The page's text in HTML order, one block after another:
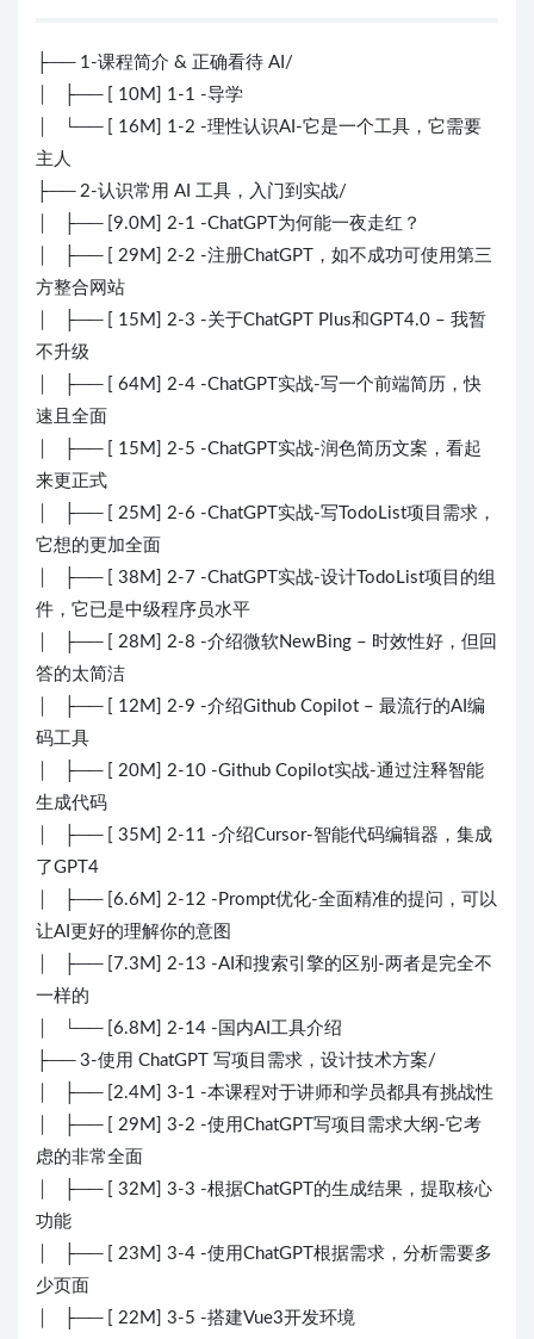
├── 1-课程简介 & 正确看待 AI/
│ ├── [ 10M] 1-1 -导学
│ └── [ 16M] 1-2 -理性认识AI-它是一个工具，它需要
主人
├── 2-认识常用 AI 工具，入门到实战/
│ ├── [9.0M] 2-1 -ChatGPT为何能一夜走红？
│ ├── [ 29M] 2-2 -注册ChatGPT，如不成功可使用第三
方整合网站
│ ├── [ 15M] 2-3 -关于ChatGPT Plus和GPT4.0 – 我暂
不升级
│ ├── [ 64M] 2-4 -ChatGPT实战-写一个前端简历，快
速且全面
│ ├── [ 15M] 2-5 -ChatGPT实战-润色简历文案，看起
来更正式
│ ├── [ 25M] 2-6 -ChatGPT实战-写TodoList项目需求，
它想的更加全面
│ ├── [ 38M] 2-7 -ChatGPT实战-设计TodoList项目的组
件，它已是中级程序员水平
│ ├── [ 28M] 2-8 -介绍微软NewBing – 时效性好，但回
答的太简洁
│ ├── [ 12M] 2-9 -介绍Github Copilot – 最流行的AI编
码工具
│ ├── [ 20M] 2-10 -Github Copilot实战-通过注释智能
生成代码
│ ├── [ 35M] 2-11 -介绍Cursor-智能代码编辑器，集成
了GPT4
│ ├── [6.6M] 2-12 -Prompt优化-全面精准的提问，可以
让AI更好的理解你的意图
│ ├── [7.3M] 2-13 -AI和搜索引擎的区别-两者是完全不
一样的
│ └── [6.8M] 2-14 -国内AI工具介绍
├── 3-使用 ChatGPT 写项目需求，设计技术方案/
│ ├── [2.4M] 3-1 -本课程对于讲师和学员都具有挑战性
│ ├── [ 29M] 3-2 -使用ChatGPT写项目需求大纲-它考
虑的非常全面
│ ├── [ 32M] 3-3 -根据ChatGPT的生成结果，提取核心
功能
│ ├── [ 23M] 3-4 -使用ChatGPT根据需求，分析需要多
少页面
│ ├── [ 22M] 3-5 -搭建Vue3开发环境